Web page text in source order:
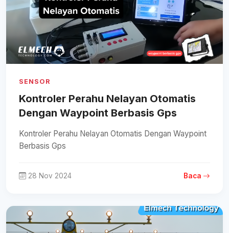
SENSOR
Kontroler Perahu Nelayan Otomatis
Dengan Waypoint Berbasis Gps
Kontroler Perahu Nelayan Otomatis Dengan Waypoint
Berbasis Gps
28 Nov 2024 Baca